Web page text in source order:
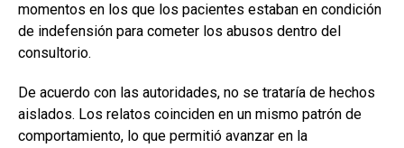
momentos en los que los pacientes estaban en condición
de indefensión para cometer los abusos dentro del
consultorio.
De acuerdo con las autoridades, no se trataría de hechos
aislados. Los relatos coinciden en un mismo patrón de
comportamiento, lo que permitió avanzar en la